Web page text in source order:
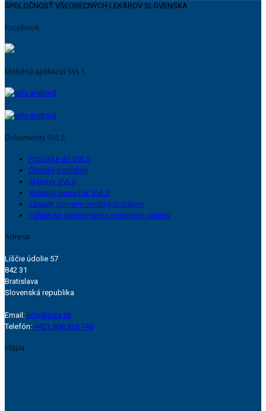
SPOLOČNOSŤ VŠEOBECNÝCH LEKÁROV SLOVENSKA
Facebook
Mobilná aplikácia SVLS
Dokumenty SVLS
Prihláška do SVLS
Členský poplatok
Stanovy SVLS
Volebný poriadok SVLS
Zásady ochrany osobných údajov
Súhlas so spracovaním osobných údajov
Adresa
Líščie údolie 57
842 31
Bratislava
Slovenská republika
Email: info@svls.sk
Telefón: +421 908 939 745
Mapa